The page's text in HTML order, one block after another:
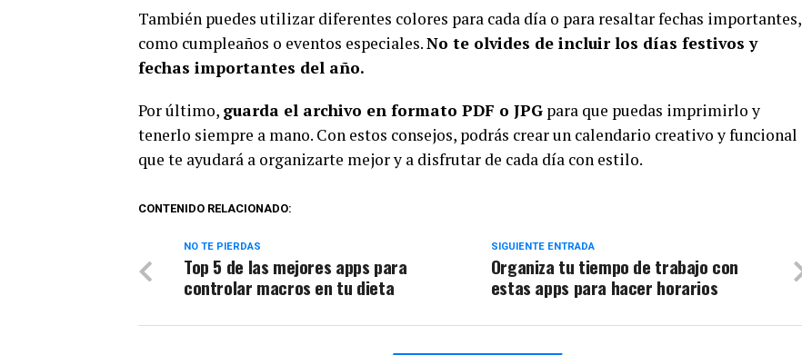
También puedes utilizar diferentes colores para cada día o para resaltar fechas importantes,
como cumpleaños o eventos especiales.No te olvides de incluir los días festivos y
fechas importantes del año.
Por último, guarda el archivo en formato PDF o JPG para que puedas imprimirlo y
tenerlo siempre a mano. Con estos consejos, podrás crear un calendario creativo y funcional
que te ayudará a organizarte mejor y a disfrutar de cada día con estilo.
CONTENIDO RELACIONADO:
SIGUIENTE ENTRADA
Organiza tu tiempo de trabajo con
estas apps para hacer horarios
NO TE PIERDAS
Top 5 de las mejores apps para
controlar macros en tu dieta